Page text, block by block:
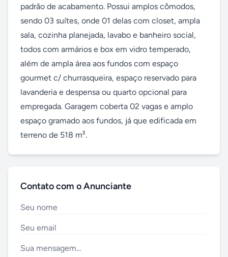
padrão de acabamento. Possui amplos cômodos,
sendo 03 suítes, onde 01 delas com closet, ampla
sala, cozinha planejada, lavabo e banheiro social,
todos com armários e box em vidro temperado,
além de ampla área aos fundos com espaço
gourmet c/ churrasqueira, espaço reservado para
lavanderia e despensa ou quarto opcional para
empregada. Garagem coberta 02 vagas e amplo
espaço gramado aos fundos, já que edificada em
terreno de 518 m².
Contato com o Anunciante